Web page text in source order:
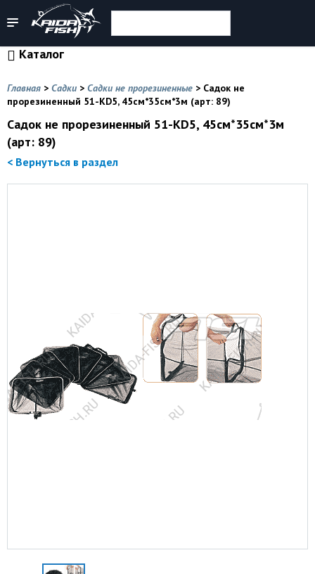
Каталог
Главная > Садки > Садки не прорезиненные > Садок не
прорезиненный 51-KD5, 45см*35см*3м (арт: 89)
Садок не прорезиненный 51-KD5, 45см*35см*3м
(арт: 89)
< Вернуться в раздел